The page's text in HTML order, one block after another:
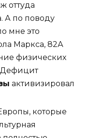
оттуда
А по поводу
мне это
Маркса, 82А
физических
Дефицит
активизировал
которые